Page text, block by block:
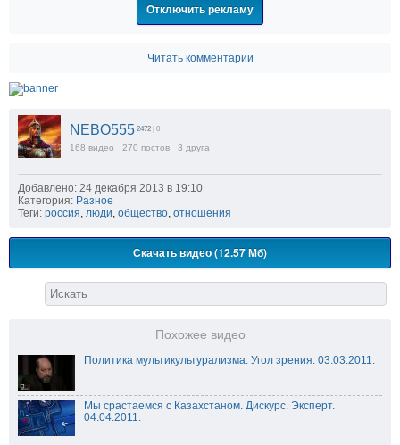
Отключить рекламу
Читать комментарии
NEBO555 2472 | 0
168 видео 270 постов 3 друга
Добавлено: 24 декабря 2013 в 19:10
Категория: Разное
Теги: россия, люди, общество, отношения
Скачать видео (12.57 Мб)
Похожее видео
Политика мультикультурализма. Угол зрения. 03.03.2011.
Мы срастаемся с Казахстаном. Дискурс. Эксперт.
04.04.2011.